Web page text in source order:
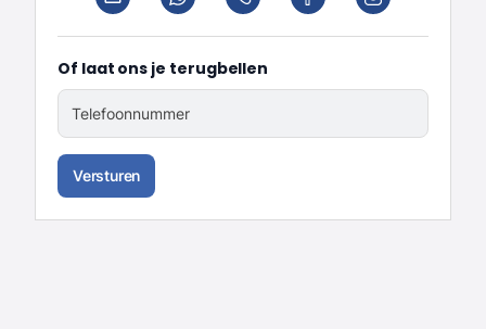
Of laat ons je terugbellen
Telefoonnummer
Versturen